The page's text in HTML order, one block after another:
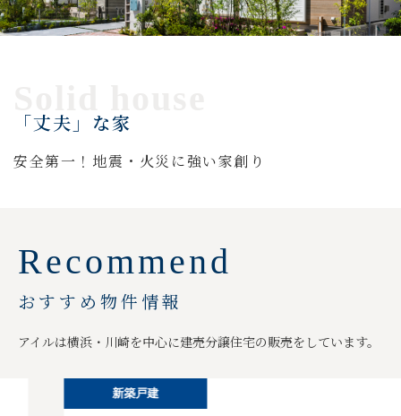
「丈夫」な家
安全第一！地震・火災に強い家創り
Recommend
おすすめ物件情報
アイルは横浜・川崎を中心に建売分譲住宅の販売をしています。